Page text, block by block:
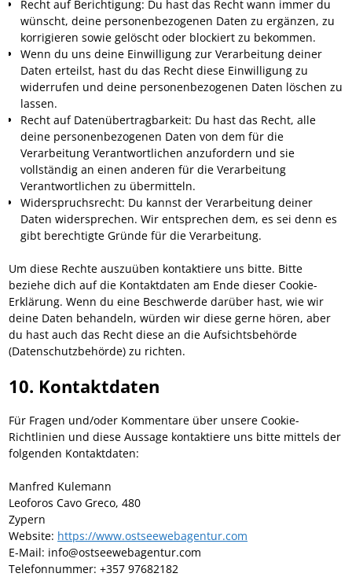
Recht auf Berichtigung: Du hast das Recht wann immer du
wünscht, deine personenbezogenen Daten zu ergänzen, zu
korrigieren sowie gelöscht oder blockiert zu bekommen.
Wenn du uns deine Einwilligung zur Verarbeitung deiner
Daten erteilst, hast du das Recht diese Einwilligung zu
widerrufen und deine personenbezogenen Daten löschen zu
lassen.
Recht auf Datenübertragbarkeit: Du hast das Recht, alle
deine personenbezogenen Daten von dem für die
Verarbeitung Verantwortlichen anzufordern und sie
vollständig an einen anderen für die Verarbeitung
Verantwortlichen zu übermitteln.
Widerspruchsrecht: Du kannst der Verarbeitung deiner
Daten widersprechen. Wir entsprechen dem, es sei denn es
gibt berechtigte Gründe für die Verarbeitung.
Um diese Rechte auszuüben kontaktiere uns bitte. Bitte
beziehe dich auf die Kontaktdaten am Ende dieser Cookie-
Erklärung. Wenn du eine Beschwerde darüber hast, wie wir
deine Daten behandeln, würden wir diese gerne hören, aber
du hast auch das Recht diese an die Aufsichtsbehörde
(Datenschutzbehörde) zu richten.
10. Kontaktdaten
Für Fragen und/oder Kommentare über unsere Cookie-
Richtlinien und diese Aussage kontaktiere uns bitte mittels der
folgenden Kontaktdaten:
Manfred Kulemann
Leoforos Cavo Greco, 480
Zypern
Website: https://www.ostseewebagentur.com
E-Mail: info@ostseewebagentur.com
Telefonnummer: +357 97682182